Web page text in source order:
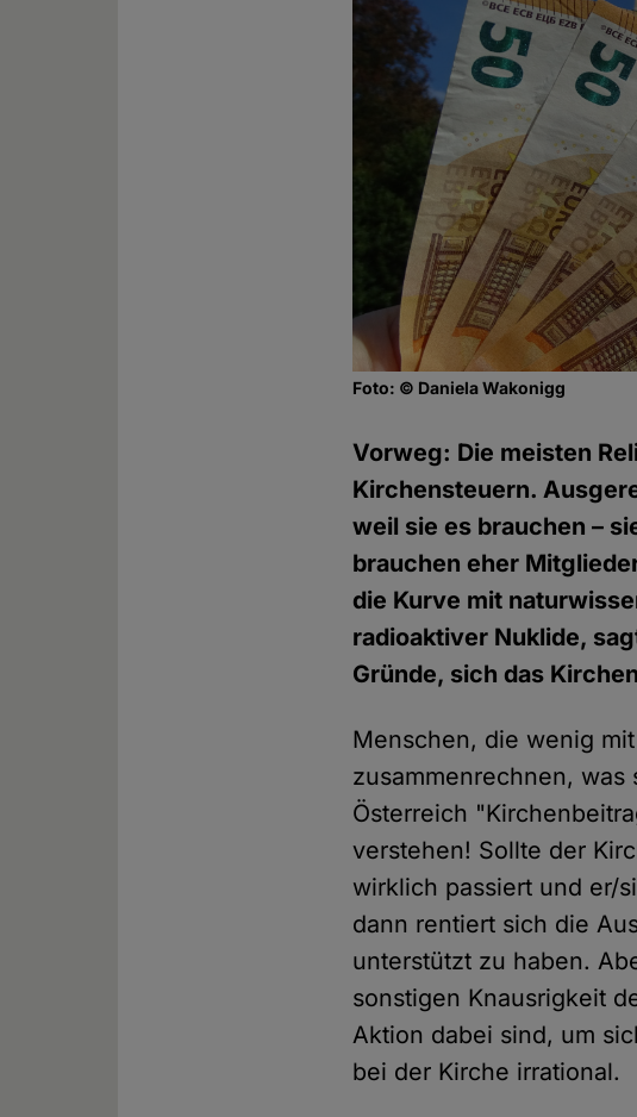
Foto: © Daniela Wakonigg
Vorweg: Die meisten
Kirchensteuern.
weil sie es brauchen –
brauchen eher
die Kurve mit
radioaktiver Nuklide,
Gründe, sich das
Menschen, die wenig
zusammenrechnen, was
Österreich
verstehen! Sollte der
wirklich passiert und er/
dann rentiert sich die
unterstützt zu haben.
sonstigen Knausrigkeit
Aktion dabei sind, um
bei der Kirche irrational.